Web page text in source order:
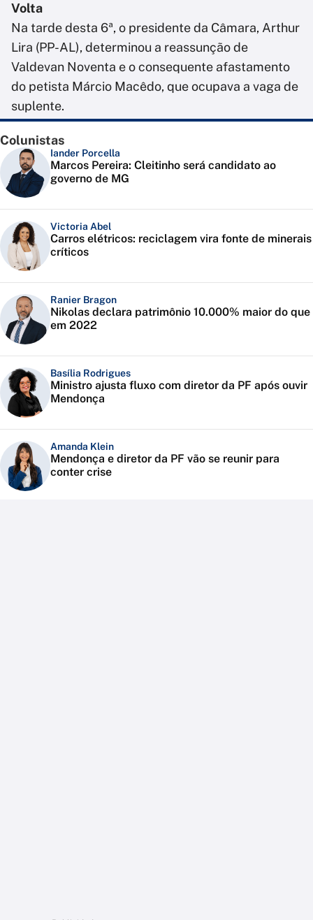
Volta
Na tarde desta 6ª, o presidente da Câmara, Arthur
Lira (PP-AL), determinou a reassunção de
Valdevan Noventa e o consequente afastamento
do petista Márcio Macêdo, que ocupava a vaga de
suplente.
Colunistas
Iander Porcella
Marcos Pereira: Cleitinho será candidato ao
governo de MG
Victoria Abel
Carros elétricos: reciclagem vira fonte de minerais
críticos
Ranier Bragon
Nikolas declara patrimônio 10.000% maior do que
em 2022
Basília Rodrigues
Ministro ajusta fluxo com diretor da PF após ouvir
Mendonça
Amanda Klein
Mendonça e diretor da PF vão se reunir para
conter crise